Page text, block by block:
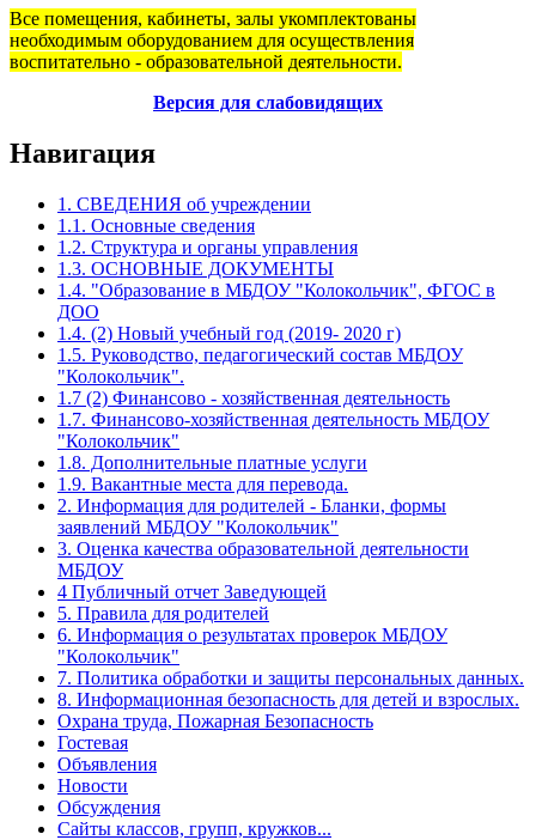
Все помещения, кабинеты, залы укомплектованы
необходимым оборудованием для осуществления
воспитательно - образовательной деятельности.
Версия для слабовидящих
Навигация
1. СВЕДЕНИЯ об учреждении
1.1. Основные сведения
1.2. Структура и органы управления
1.3. ОСНОВНЫЕ ДОКУМЕНТЫ
1.4. "Образование в МБДОУ "Колокольчик", ФГОС в
ДОО
1.4. (2) Новый учебный год (2019- 2020 г)
1.5. Руководство, педагогический состав МБДОУ
"Колокольчик".
1.7 (2) Финансово - хозяйственная деятельность
1.7. Финансово-хозяйственная деятельность МБДОУ
"Колокольчик"
1.8. Дополнительные платные услуги
1.9. Вакантные места для перевода.
2. Информация для родителей - Бланки, формы
заявлений МБДОУ "Колокольчик"
3. Оценка качества образовательной деятельности
МБДОУ
4 Публичный отчет Заведующей
5. Правила для родителей
6. Информация о результатах проверок МБДОУ
"Колокольчик"
7. Политика обработки и защиты персональных данных.
8. Информационная безопасность для детей и взрослых.
Охрана труда, Пожарная Безопасность
Гостевая
Объявления
Новости
Обсуждения
Сайты классов, групп, кружков...